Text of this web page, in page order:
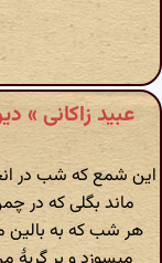
عبید زاکانی »
این شمع که شب در
ماند بگلی که در
هر شب که به بالین